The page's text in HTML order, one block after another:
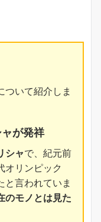
ついて紹介しま
が発祥
シャで、紀元前
オリンピック
と言われていま
のモノとは見た